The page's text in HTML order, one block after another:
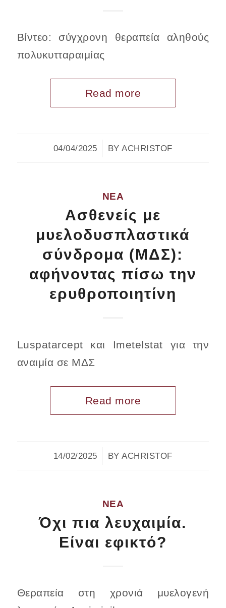
Βίντεο: σύγχρονη θεραπεία αληθούς
πολυκυτταραιμίας
Read more
04/04/2025
/ BYACHRISTOF
ΝΈΑ
Ασθενείς με
μυελοδυσπλαστικά
σύνδρομα (ΜΔΣ):
αφήνοντας πίσω την
ερυθροποιητίνη
Luspatarcept και Imetelstat για την
αναιμία σε ΜΔΣ
Read more
14/02/2025
/ BYACHRISTOF
ΝΈΑ
Όχι πια λευχαιμία.
Είναι εφικτό?
Θεραπεία στη χρονιά μυελογενή